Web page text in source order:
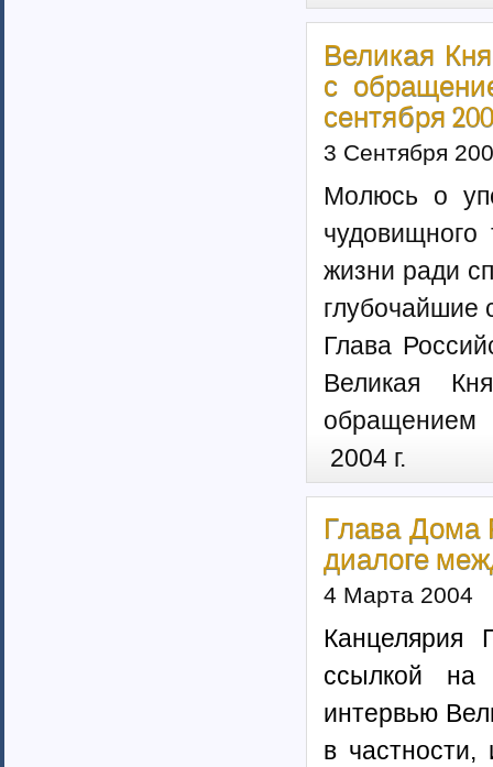
Великая
с
сентября
3 Сентября
Молюсь о
чудовищного
жизни ради
глубочайшие
Глава
Великая
обращением
2004 г.
Глава Дома
диалоге
4 Марта 2004
Канцелярия
ссылкой на
интервью
в частности,